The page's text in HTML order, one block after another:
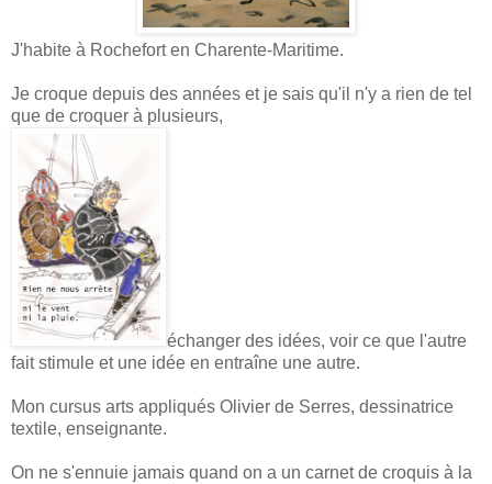
J'habite à Rochefort en Charente-Maritime.
Je croque depuis des années et je sais qu'il n'y a rien de tel
que de croquer à plusieurs,
échanger des idées, voir ce que l'autre
fait stimule et une idée en entraîne une autre.
Mon cursus arts appliqués Olivier de Serres, dessinatrice
textile, enseignante.
On ne s'ennuie jamais quand on a un carnet de croquis à la